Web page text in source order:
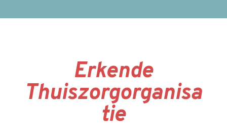
Erkende
Thuiszorgorganisa
tie